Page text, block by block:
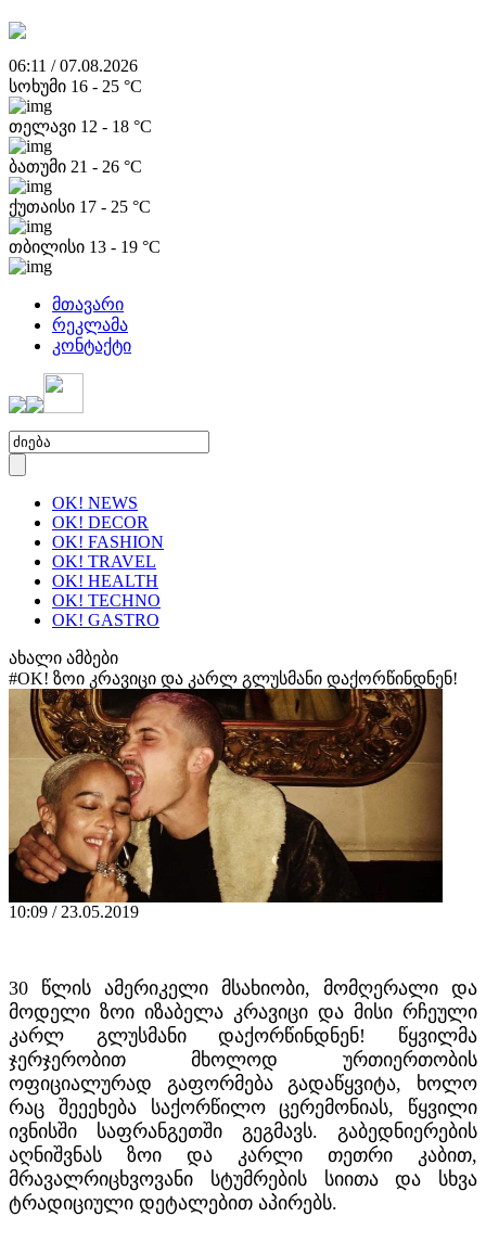
06:11 / 07.08.2026
სოხუმი 16 - 25 °C
თელავი 12 - 18 °C
ბათუმი 21 - 26 °C
ქუთაისი 17 - 25 °C
თბილისი 13 - 19 °C
მთავარი
რეკლამა
კონტაქტი
OK! NEWS
OK! DECOR
OK! FASHION
OK! TRAVEL
OK! HEALTH
OK! TECHNO
OK! GASTRO
ახალი ამბები
#OK! ზოი კრავიცი და კარლ გლუსმანი დაქორწინდნენ!
10:09 / 23.05.2019
30 წლის ამერიკელი მსახიობი, მომღერალი და
მოდელი ზოი იზაბელა კრავიცი და მისი რჩეული
კარლ გლუსმანი დაქორწინდნენ! წყვილმა
ჯერჯერობით მხოლოდ ურთიერთობის
ოფიციალურად გაფორმება გადაწყვიტა, ხოლო
რაც შეეეხება საქორწილო ცერემონიას, წყვილი
ივნისში საფრანგეთში გეგმავს. გაბედნიერების
აღნიშვნას ზოი და კარლი თეთრი კაბით,
მრავალრიცხვოვანი სტუმრების სიითა და სხვა
ტრადიციული დეტალებით აპირებს.